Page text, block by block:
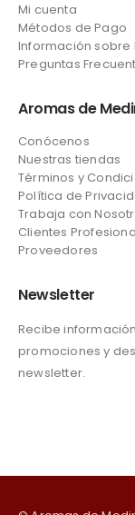
Mi cuenta
Métodos de Pago
Información sobre
Preguntas
Aromas de
Conócenos
Nuestras tiendas
Términos y
Política de
Trabaja con
Clientes
Proveedores
Newsletter
Recibe
promociones y
newsletter.